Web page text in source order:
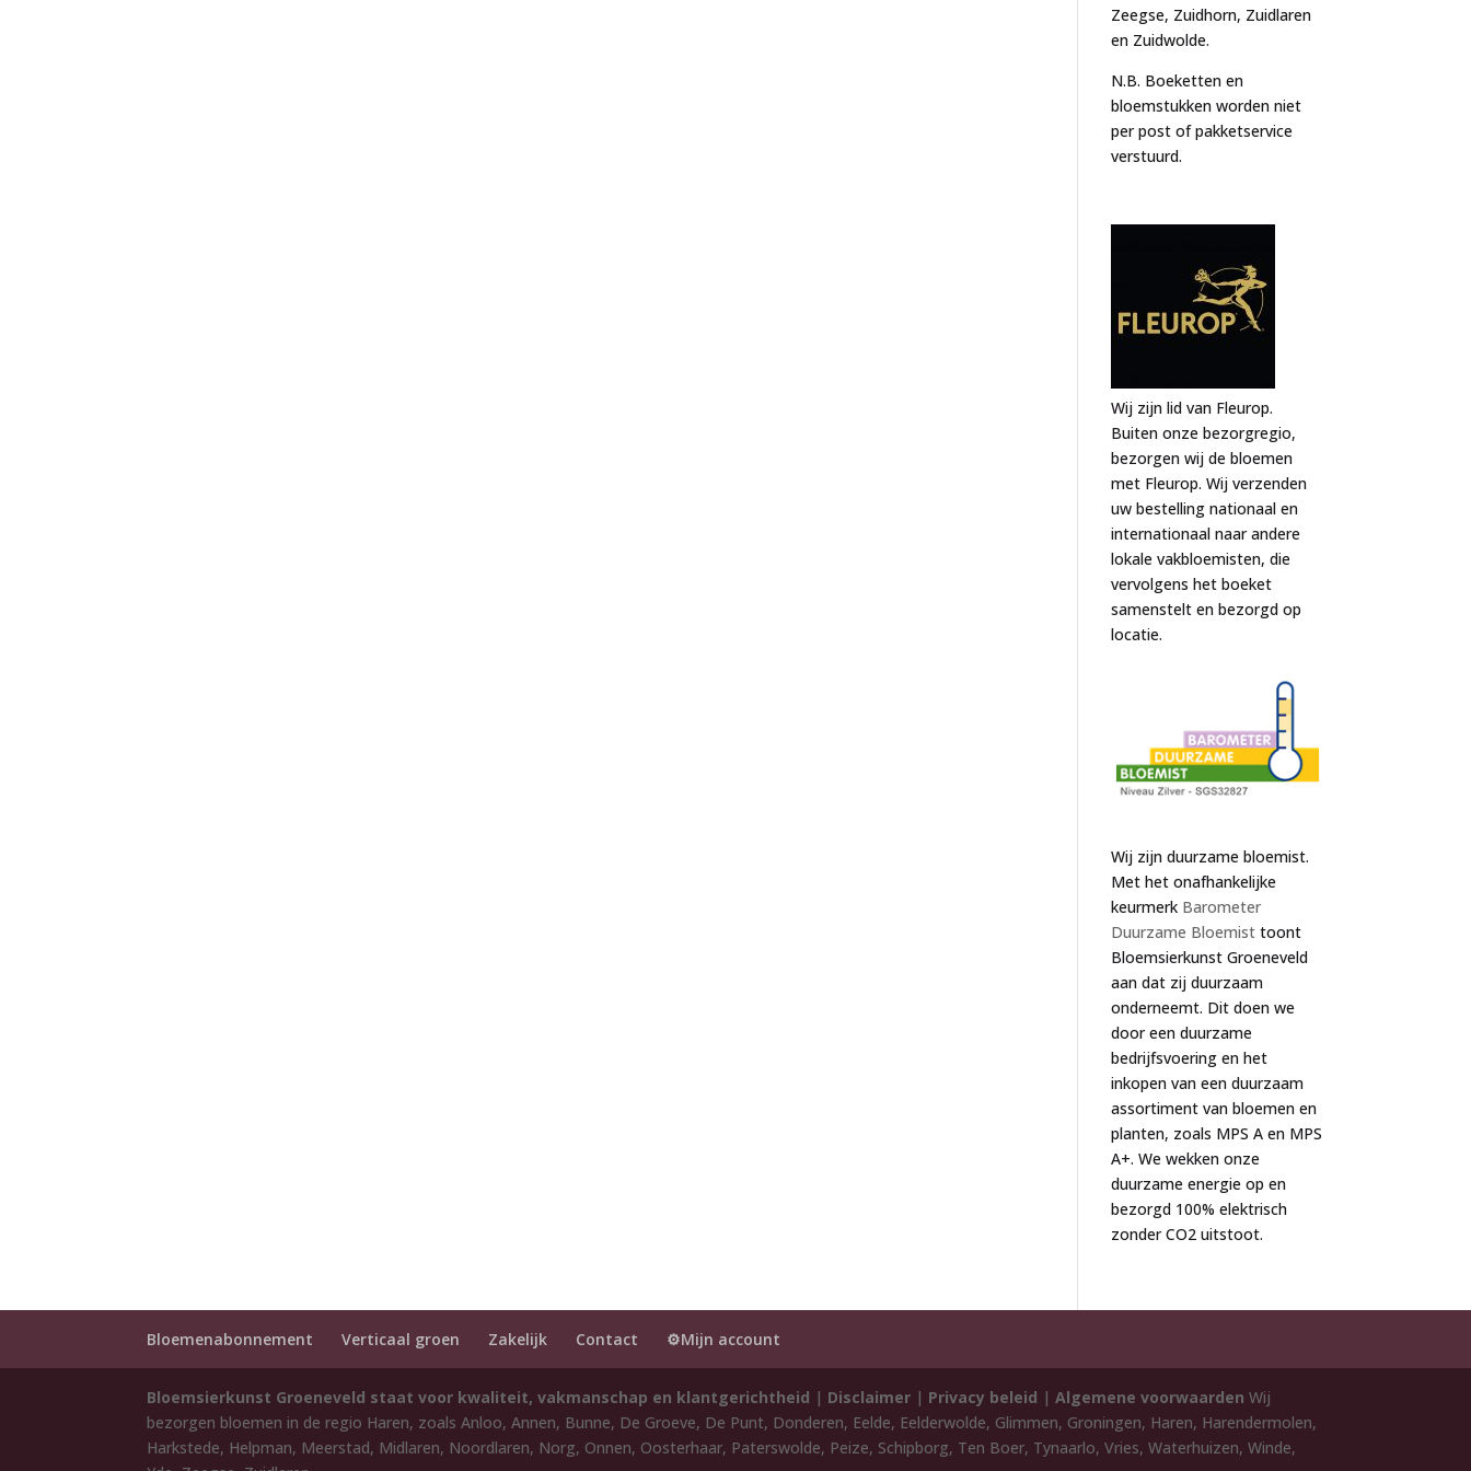
Zeegse, Zuidhorn, Zuidlaren
en Zuidwolde.
N.B. Boeketten en
bloemstukken worden niet
per post of pakketservice
verstuurd.
Wij zijn lid van Fleurop.
Buiten onze bezorgregio,
bezorgen wij de bloemen
met Fleurop. Wij verzenden
uw bestelling nationaal en
internationaal naar andere
lokale vakbloemisten, die
vervolgens het boeket
samenstelt en bezorgd op
locatie.
Wij zijn duurzame bloemist.
Met het onafhankelijke
keurmerk Barometer
Duurzame Bloemist toont
Bloemsierkunst Groeneveld
aan dat zij duurzaam
onderneemt. Dit doen we
door een duurzame
bedrijfsvoering en het
inkopen van een duurzaam
assortiment van bloemen en
planten, zoals MPS A en MPS
A+. We wekken onze
duurzame energie op en
bezorgd 100% elektrisch
zonder CO2 uitstoot.
Bloemenabonnement Verticaal groen Zakelijk Contact ⚙️Mijn account
Bloemsierkunst Groeneveld staat voor kwaliteit, vakmanschap en klantgerichtheid | Disclaimer | Privacy beleid |Algemene voorwaarden Wij
bezorgen bloemen in de regio Haren, zoals Anloo, Annen, Bunne, De Groeve, De Punt, Donderen, Eelde, Eelderwolde, Glimmen, Groningen, Haren, Harendermolen,
Harkstede, Helpman, Meerstad, Midlaren, Noordlaren, Norg, Onnen, Oosterhaar, Paterswolde, Peize, Schipborg, Ten Boer, Tynaarlo, Vries, Waterhuizen, Winde,